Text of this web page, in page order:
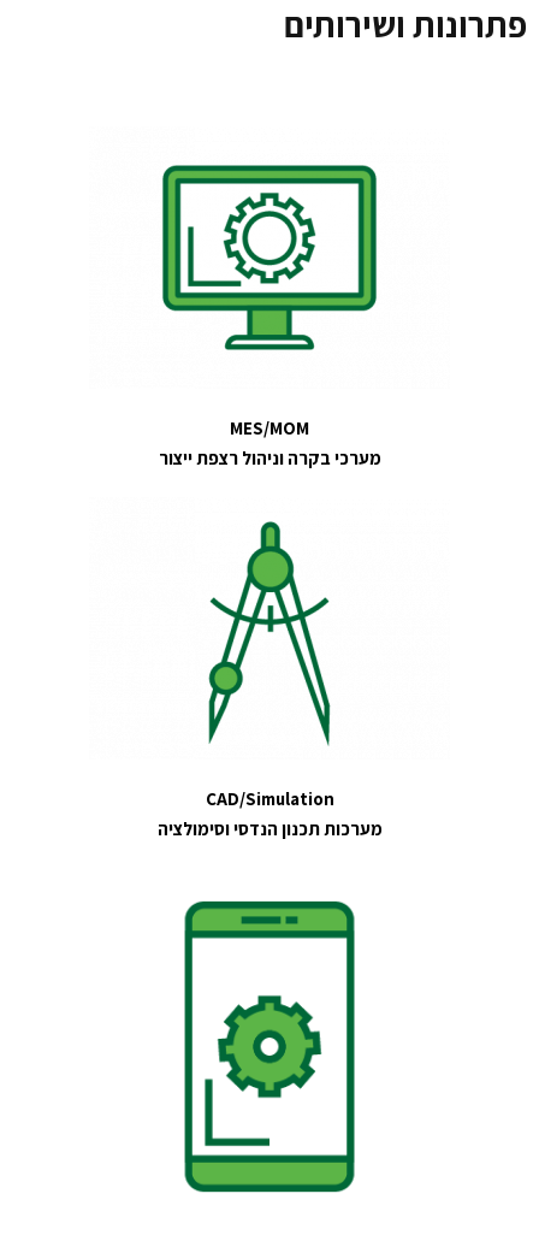
פתרונות ושירותים
MES/MOM
מערכי בקרה וניהול רצפת ייצור​
CAD/Simulation
מערכות תכנון הנדסי וסימולציה